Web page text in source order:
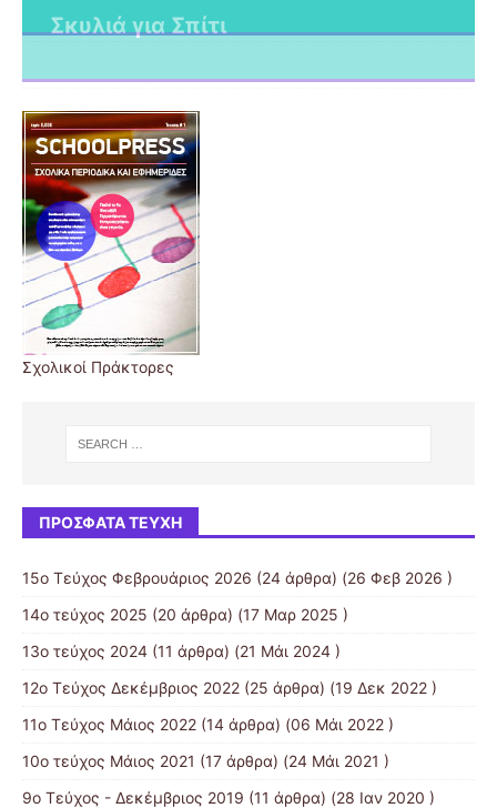
Σκυλιά για Σπίτι
Σχολικοί Πράκτορες
ΠΡΌΣΦΑΤΑ ΤΕΎΧΗ
15ο Τεύχος Φεβρουάριος 2026 (24 άρθρα) (26 Φεβ 2026 )
14ο τεύχος 2025 (20 άρθρα) (17 Μαρ 2025 )
13ο τεύχος 2024 (11 άρθρα) (21 Μάι 2024 )
12ο Τεύχος Δεκέμβριος 2022 (25 άρθρα) (19 Δεκ 2022 )
11ο Τεύχος Μάιος 2022 (14 άρθρα) (06 Μάι 2022 )
10o τεύχος Μάιος 2021 (17 άρθρα) (24 Μάι 2021 )
9ο Τεύχος - Δεκέμβριος 2019 (11 άρθρα) (28 Ιαν 2020 )